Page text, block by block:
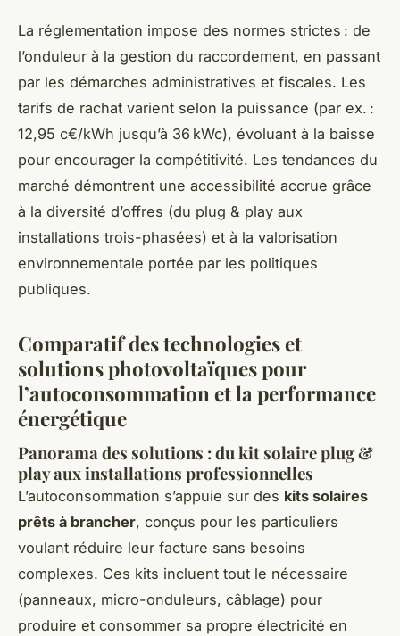
La réglementation impose des normes strictes : de
l’onduleur à la gestion du raccordement, en passant
par les démarches administratives et fiscales. Les
tarifs de rachat varient selon la puissance (par ex. :
12,95 c€/kWh jusqu’à 36 kWc), évoluant à la baisse
pour encourager la compétitivité. Les tendances du
marché démontrent une accessibilité accrue grâce
à la diversité d’offres (du plug & play aux
installations trois-phasées) et à la valorisation
environnementale portée par les politiques
publiques.
Comparatif des technologies et
solutions photovoltaïques pour
l’autoconsommation et la performance
énergétique
Panorama des solutions : du kit solaire plug &
play aux installations professionnelles
L’autoconsommation s’appuie sur des kits solaires
prêts à brancher, conçus pour les particuliers
voulant réduire leur facture sans besoins
complexes. Ces kits incluent tout le nécessaire
(panneaux, micro-onduleurs, câblage) pour
produire et consommer sa propre électricité en